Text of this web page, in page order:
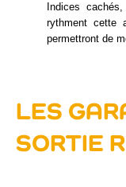
Indices
rythment cette
permettront de
LES
SORTIE